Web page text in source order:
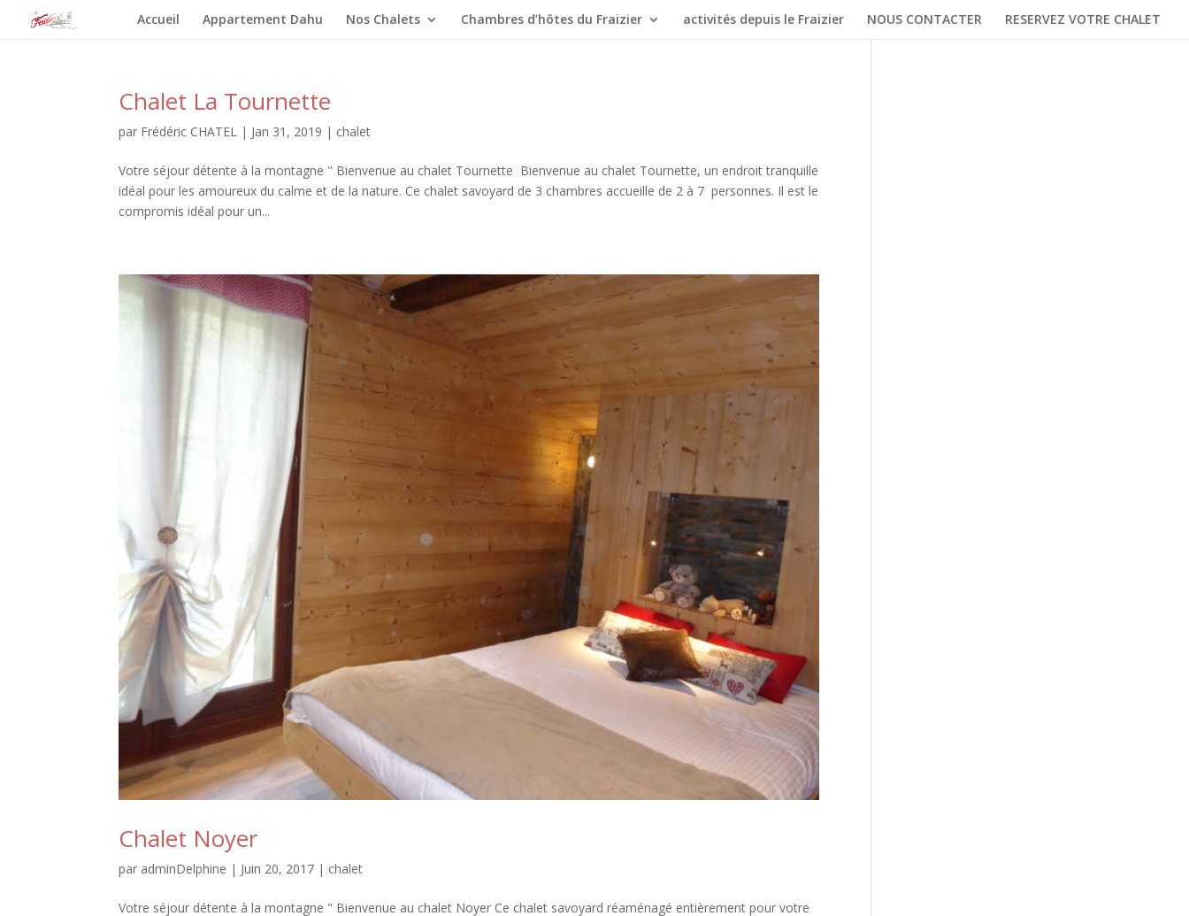
Accueil Appartement Dahu Nos Chalets Chambres d’hôtes du Fraizier activités depuis le Fraizier NOUS CONTACTER RESERVEZ VOTRE CHALET
Chalet La Tournette
par Frédéric CHATEL | Jan 31, 2019 | chalet
Votre séjour détente à la montagne " Bienvenue au chalet Tournette Bienvenue au chalet Tournette, un endroit tranquille
idéal pour les amoureux du calme et de la nature. Ce chalet savoyard de 3 chambres accueille de 2 à 7 personnes. Il est le
compromis idéal pour un...
Chalet Noyer
par adminDelphine | Juin 20, 2017 | chalet
Votre séjour détente à la montagne " Bienvenue au chalet Noyer Ce chalet savoyard réaménagé entièrement pour votre